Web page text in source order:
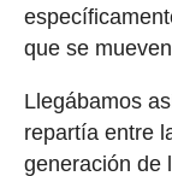
que se
Llegábamos
repartía entre
generación de